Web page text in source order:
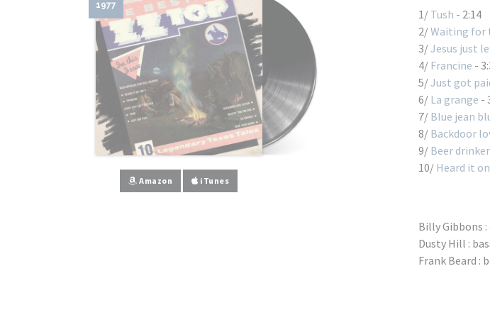
1977
Amazon iTunes
1/ Tush - 2:14
2/Waiting for
3/Jesus just
4/ Francine -
5/Just got
6/ La grange -
7/ Blue jean
8/ Backdoor
9/ Beer
10/ Heard it
Billy Gibbons
Dusty Hill :
Frank Beard :